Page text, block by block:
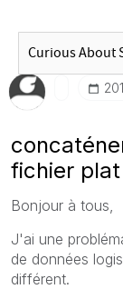
fichier plat
Bonjour à tous,
J'ai une
de données
différent.